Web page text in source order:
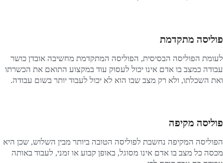
פוליסה מתקדמת
לעומת הפוליסה הבסיסית, הפוליסה המתקדמת מחשיבה אובדן כושר
עבודה כמצב בו אדם אינו יכול לעסוק עוד במקצוע התואם את הכשרתו
ואת השכלתו, ולא רק מצב שבו הוא לא יכול לעבוד יותר בשום עבודה.
פוליסה מקיפה
הפוליסה המקיפה נחשבת לפוליסה הטובה ביותר מבין השלוש, שכן היא
מכסה כל מצב בו אדם אינו מסוגל, באופן קבוע או זמני, לעבוד באותה